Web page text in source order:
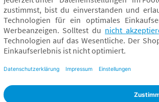
reer mama
Akupressur-Armband